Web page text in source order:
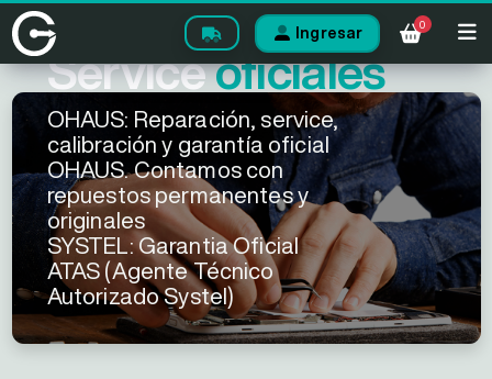
Ingresar
0
Serviceoficiales
OHAUS: Reparación, service,
calibración y garantía oficial
OHAUS. Contamos con
repuestos permanentes y
originales
SYSTEL: Garantia Oficial
ATAS (Agente Técnico
Autorizado Systel)